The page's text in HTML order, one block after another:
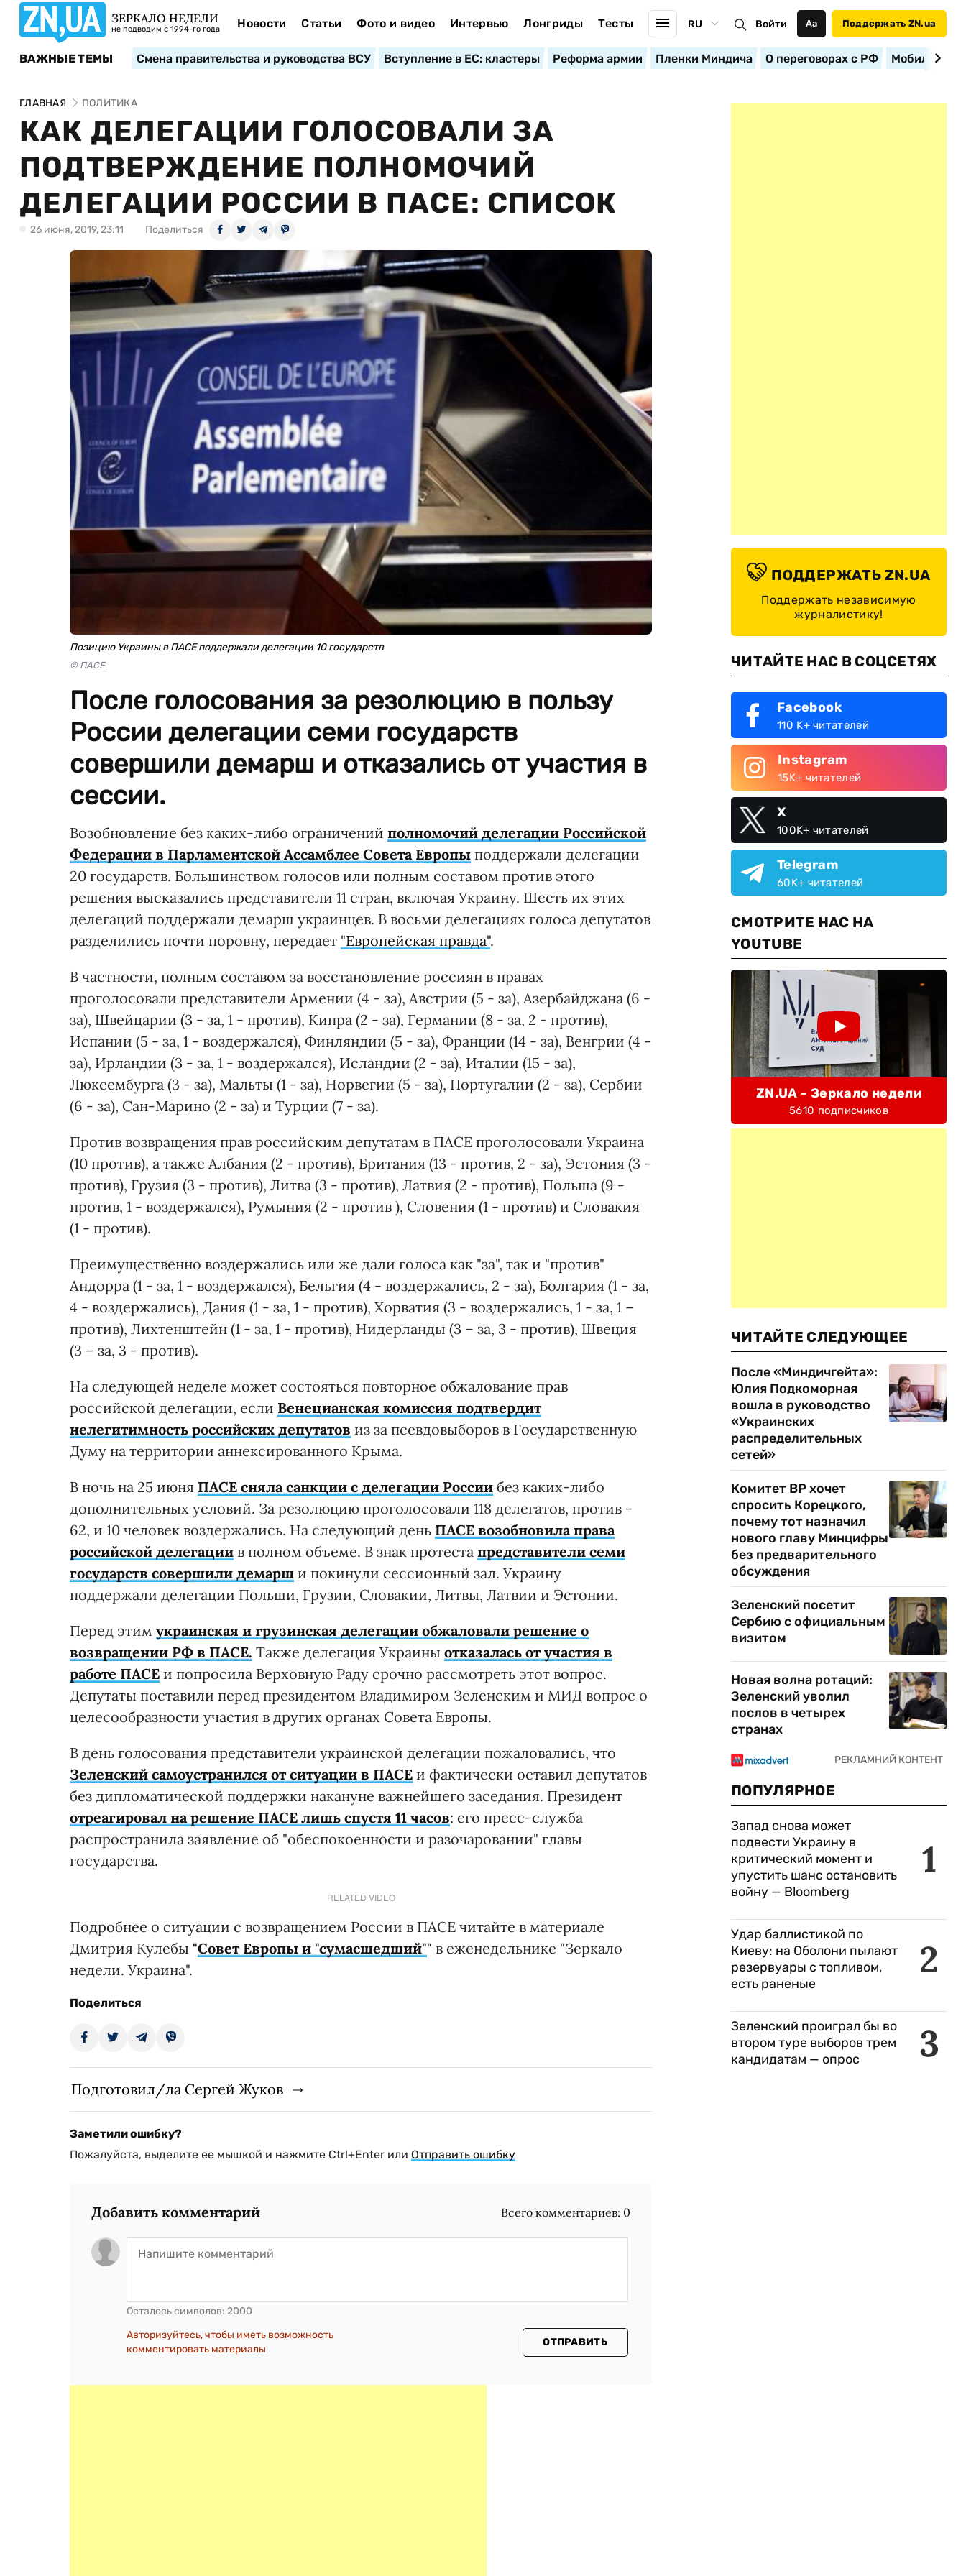
ЗЕРКАЛО НЕДЕЛИ
не подводим с 1994-го года Новости Статьи Фото и видео Интервью Лонгриды Тесты RU Войти Аа Поддержать ZN.ua
ВАЖНЫЕ ТЕМЫ Смена правительства и руководства ВСУ Вступление в ЕС: кластеры Реформа армии Пленки Миндича О переговорах с РФ
ГЛАВНАЯ ПОЛИТИКА
КАК ДЕЛЕГАЦИИ ГОЛОСОВАЛИ ЗА
ПОДТВЕРЖДЕНИЕ ПОЛНОМОЧИЙ
ДЕЛЕГАЦИИ РОССИИ В ПАСЕ: СПИСОК
26 июня, 2019, 23:11 Поделиться
Позицию Украины в ПАСЕ поддержали делегации 10 государств
© ПАСЕ
После голосования за резолюцию в пользу
России делегации семи государств
совершили демарш и отказались от участия в
сессии.
Возобновление без каких-либо ограничений полномочий делегации Российской
Федерации в Парламентской Ассамблее Совета Европы поддержали делегации
20 государств. Большинством голосов или полным составом против этого
решения высказались представители 11 стран, включая Украину. Шесть их этих
делегаций поддержали демарш украинцев. В восьми делегациях голоса депутатов
разделились почти поровну, передает "Европейская правда".
В частности, полным составом за восстановление россиян в правах
проголосовали представители Армении (4 - за), Австрии (5 - за), Азербайджана (6 -
за), Швейцарии (3 - за, 1 - против), Кипра (2 - за), Германии (8 - за, 2 - против),
Испании (5 - за, 1 - воздержался), Финляндии (5 - за), Франции (14 - за), Венгрии (4 -
за), Ирландии (3 - за, 1 - воздержался), Исландии (2 - за), Италии (15 - за),
Люксембурга (3 - за), Мальты (1 - за), Норвегии (5 - за), Португалии (2 - за), Сербии
(6 - за), Сан-Марино (2 - за) и Турции (7 - за).
Против возвращения прав российским депутатам в ПАСЕ проголосовали Украина
(10 против), а также Албания (2 - против), Британия (13 - против, 2 - за), Эстония (3 -
против), Грузия (3 - против), Литва (3 - против), Латвия (2 - против), Польша (9 -
против, 1 - воздержался), Румыния (2 - против ), Словения (1 - против) и Словакия
(1 - против).
Преимущественно воздержались или же дали голоса как "за", так и "против"
Андорра (1 - за, 1 - воздержался), Бельгия (4 - воздержались, 2 - за), Болгария (1 - за,
4 - воздержались), Дания (1 - за, 1 - против), Хорватия (3 - воздержались, 1 - за, 1 –
против), Лихтенштейн (1 - за, 1 - против), Нидерланды (3 – за, 3 - против), Швеция
(3 – за, 3 - против).
На следующей неделе может состояться повторное обжалование прав
российской делегации, если Венецианская комиссия подтвердит
нелегитимность российских депутатов из за псевдовыборов в Государственную
Думу на территории аннексированного Крыма.
В ночь на 25 июня ПАСЕ сняла санкции с делегации России без каких-либо
дополнительных условий. За резолюцию проголосовали 118 делегатов, против -
62, и 10 человек воздержались. На следующий день ПАСЕ возобновила права
российской делегации в полном объеме. В знак протеста представители семи
государств совершили демарш и покинули сессионный зал. Украину
поддержали делегации Польши, Грузии, Словакии, Литвы, Латвии и Эстонии.
Перед этим украинская и грузинская делегации обжаловали решение о
возвращении РФ в ПАСЕ. Также делегация Украины отказалась от участия в
работе ПАСЕ и попросила Верховную Раду срочно рассмотреть этот вопрос.
Депутаты поставили перед президентом Владимиром Зеленским и МИД вопрос о
целесообразности участия в других органах Совета Европы.
В день голосования представители украинской делегации пожаловались, что
Зеленский самоустранился от ситуации в ПАСЕ и фактически оставил депутатов
без дипломатической поддержки накануне важнейшего заседания. Президент
отреагировал на решение ПАСЕ лишь спустя 11 часов: его пресс-служба
распространила заявление об "обеспокоенности и разочаровании" главы
государства.
RELATED VIDEO
Подробнее о ситуации с возвращением России в ПАСЕ читайте в материале
Дмитрия Кулебы "Совет Европы и "сумасшедший"" в еженедельнике "Зеркало
недели. Украина".
Поделиться
Подготовил/ла Сергей Жуков
Заметили ошибку?
Пожалуйста, выделите ее мышкой и нажмите Ctrl+Enter или Отправить ошибку
Добавить комментарий Всего комментариев: 0
Осталось символов: 2000
Авторизуйтесь, чтобы иметь возможность
комментировать материалы
ОТПРАВИТЬ
ПОДДЕРЖАТЬ ZN.UA
Поддержать независимую
журналистику!
ЧИТАЙТЕ НАС В СОЦСЕТЯХ
Facebook
110 K+ читателей
Instagram
15K+ читателей
X
100K+ читателей
Telegram
60K+ читателей
СМОТРИТЕ НАС НА
YOUTUBE
ZN.UA - Зеркало недели
5610 подписчиков
ЧИТАЙТЕ СЛЕДУЮЩЕЕ
После «Миндичгейта»:
Юлия Подкоморная
вошла в руководство
«Украинских
распределительных
сетей»
Комитет ВР хочет
спросить Корецкого,
почему тот назначил
нового главу Минцифры
без предварительного
обсуждения
Зеленский посетит
Сербию с официальным
визитом
Новая волна ротаций:
Зеленский уволил
послов в четырех
странах
ПОПУЛЯРНОЕ
1
Запад снова может
подвести Украину в
критический момент и
упустить шанс остановить
войну — Bloomberg
2
Удар баллистикой по
Киеву: на Оболони пылают
резервуары с топливом,
есть раненые
3
Зеленский проиграл бы во
втором туре выборов трем
кандидатам — опрос